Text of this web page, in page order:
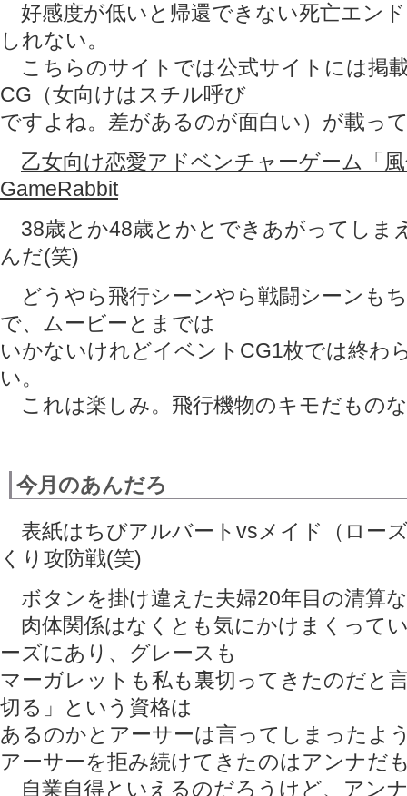
好感度が低いと帰還できない死亡エン
しれない。
こちらのサイトでは公式サイトには掲
CG（女向けはスチル呼び
ですよね。差があるのが面白い）が載っ
乙女向け恋愛アドベンチャーゲーム「
GameRabbit
38歳とか48歳とかとできあがってしま
んだ(笑)
どうやら飛行シーンやら戦闘シーンも
で、ムービーとまでは
いかないけれどイベントCG1枚では終わ
い。
これは楽しみ。飛行機物のキモだもの
今月のあんだろ
表紙はちびアルバートvsメイド（ロー
くり攻防戦(笑)
ボタンを掛け違えた夫婦20年目の清算
肉体関係はなくとも気にかけまくって
ーズにあり、グレースも
マーガレットも私も裏切ってきたのだと
切る」という資格は
あるのかとアーサーは言ってしまったよ
アーサーを拒み続けてきたのはアンナだ
自業自得といえるのだろうけど、アン